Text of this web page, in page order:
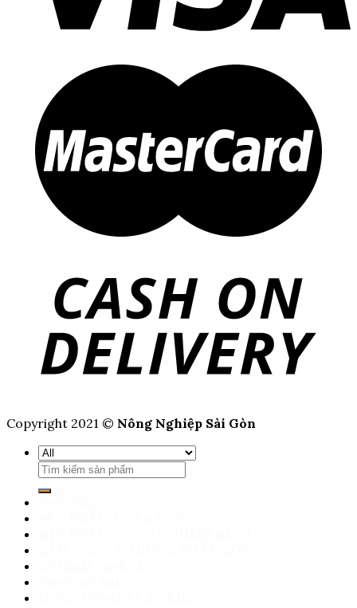
Copyright 2021 © Nông Nghiệp Sài Gòn
Tìm
kiếm: